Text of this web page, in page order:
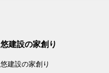
悠建設の家創り
悠建設の家創り